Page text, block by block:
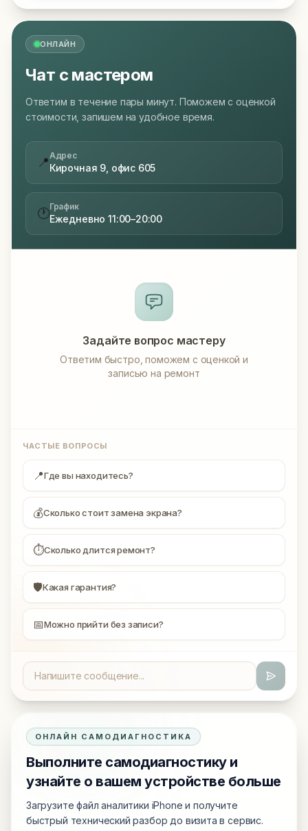
ОНЛАЙН
Чат с мастером
Ответим в течение пары минут. Поможем с оценкой
стоимости, запишем на удобное время.
📍Адрес
Кирочная 9, офис 605
🕐График
Ежедневно 11:00–20:00
Задайте вопрос мастеру
Ответим быстро, поможем с оценкой и
записью на ремонт
ЧАСТЫЕ ВОПРОСЫ
📍Где вы находитесь?
💰Сколько стоит замена экрана?
⏱Сколько длится ремонт?
🛡Какая гарантия?
📅Можно прийти без записи?
ОНЛАЙН САМОДИАГНОСТИКА
Выполните самодиагностику и
узнайте о вашем устройстве больше
Загрузите файл аналитики iPhone и получите
быстрый технический разбор до визита в сервис.